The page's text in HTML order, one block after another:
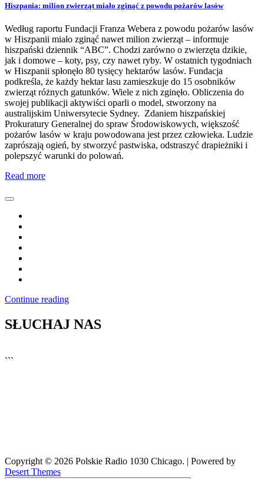
Hiszpania: milion zwierząt miało zginąć z powodu pożarów lasów
Według raportu Fundacji Franza Webera z powodu pożarów lasów
w Hiszpanii miało zginąć nawet milion zwierząt – informuje
hiszpański dziennik “ABC”. Chodzi zarówno o zwierzęta dzikie,
jak i domowe – koty, psy, czy nawet ryby. W ostatnich tygodniach
w Hiszpanii spłonęło 80 tysięcy hektarów lasów. Fundacja
podkreśla, że każdy hektar lasu zamieszkuje do 15 osobników
zwierząt różnych gatunków. Wiele z nich zginęło. Obliczenia do
swojej publikacji aktywiści oparli o model, stworzony na
australijskim Uniwersytecie Sydney. Zdaniem hiszpańskiej
Prokuratury Generalnej do spraw Środowiskowych, większość
pożarów lasów w kraju powodowana jest przez człowieka. Ludzie
zaprószają ogień, by stworzyć pastwiska, odstraszyć drapieżniki i
polepszyć warunki do polowań.
Read more
Continue reading
SŁUCHAJ NAS
```
Copyright © 2026 Polskie Radio 1030 Chicago. | Powered by
Desert Themes